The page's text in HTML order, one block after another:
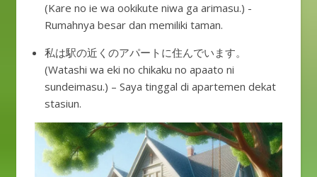
(Kare no ie wa ookikute niwa ga arimasu.) -
Rumahnya besar dan memiliki taman.
私は駅の近くのアパートに住んでいます。
(Watashi wa eki no chikaku no apaato ni
sundeimasu.) – Saya tinggal di apartemen dekat
stasiun.